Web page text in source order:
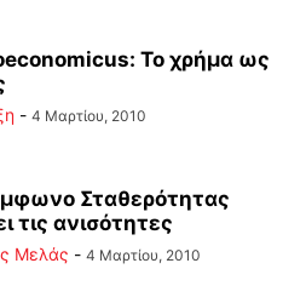
Το χρήμα ως
- 4 Μαρτίου, 2010
Σταθερότητας
τις ανισότητες
Μελάς - 4 Μαρτίου, 2010